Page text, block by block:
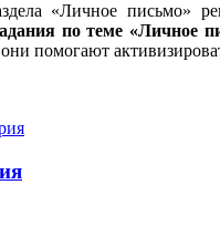
«Личное письмо»
по теме «Личное
они помогают